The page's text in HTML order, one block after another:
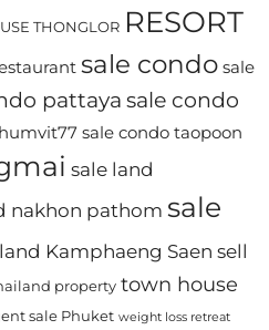
THONGLOR RESORT
sale condo sale
pattaya sale condo
sale condo taopoon
sale land
nakhon pathom sale
Kamphaeng Saen sell
property town house
sale Phuket weight loss retreat